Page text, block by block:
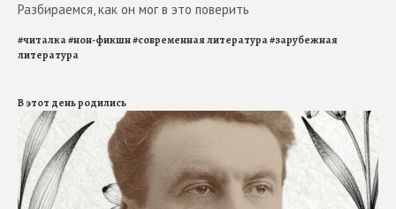
Разбираемся, как он мог в это поверить
#читалка#нон-фикшн#современная литература#зарубежная
литература
В этот день родились